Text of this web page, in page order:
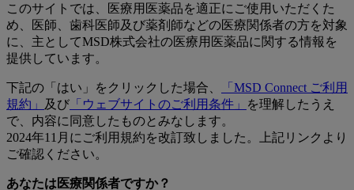
このサイトでは、医療用医薬品を適正にご使用いただくた
め、医師、歯科医師及び薬剤師などの医療関係者の方を対象
に、主としてMSD株式会社の医療用医薬品に関する情報を
提供しています。
下記の「はい」をクリックした場合、
「MSD Connect ご利用
規約」
及び 「ウェブサイトのご利用条件」
を理解したうえ
で、内容に同意したものとみなします。
2024年11月にご利用規約を改訂致しました。上記リンクより
ご確認ください。
あなたは医療関係者ですか？